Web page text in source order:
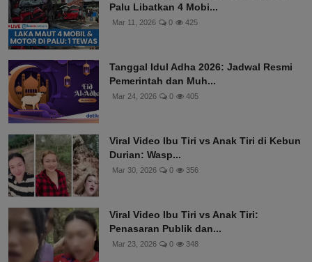
Palu Libatkan 4 Mobi...
Mar 11, 2026 0 425
Tanggal Idul Adha 2026: Jadwal Resmi
Pemerintah dan Muh...
Mar 24, 2026 0 405
Viral Video Ibu Tiri vs Anak Tiri di Kebun
Durian: Wasp...
Mar 30, 2026 0 356
Viral Video Ibu Tiri vs Anak Tiri:
Penasaran Publik dan...
Mar 23, 2026 0 348